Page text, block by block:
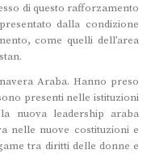
di questo rafforzamento
dalla condizione
come quelli dell’area
Araba. Hanno preso
presenti nelle istituzioni
nuova leadership araba
nelle nuove costituzioni e
tra diritti delle donne e